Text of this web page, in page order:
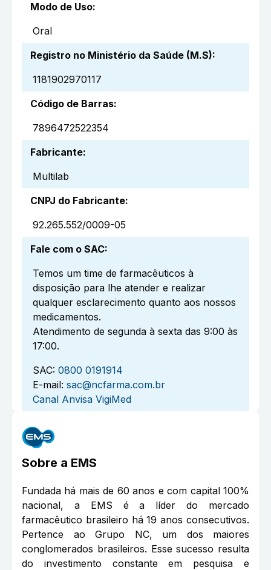
Modo de Uso:
Oral
Registro no Ministério da Saúde (M.S):
1181902970117
Código de Barras:
7896472522354
Fabricante:
Multilab
CNPJ do Fabricante:
92.265.552/0009-05
Fale com o SAC:
Temos um time de farmacêuticos à
disposição para lhe atender e realizar
qualquer esclarecimento quanto aos nossos
medicamentos.
Atendimento de segunda à sexta das 9:00 às
17:00.
SAC: 0800 0191914
E-mail: sac@ncfarma.com.br
Canal Anvisa VigiMed
Sobre a EMS
Fundada há mais de 60 anos e com capital 100%
nacional, a EMS é a líder do mercado
farmacêutico brasileiro há 19 anos consecutivos.
Pertence ao Grupo NC, um dos maiores
conglomerados brasileiros. Esse sucesso resulta
do investimento constante em pesquisa e